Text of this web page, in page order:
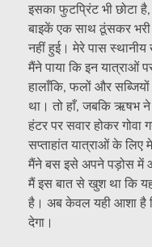
इसका फुटप्रिंट भी छोटा
बाइकें एक साथ ठूंसकर भरी
नहीं हुई। मेरे पास
मैंने पाया कि इन यात्राओं
हालाँकि, फलों और
था। तो हाँ, जबकि ऋषभ ने
हंटर पर सवार होकर
सप्ताहांत यात्राओं के
मैंने बस इसे अपने पड़ोस में
मैं इस बात से खुश था कि यह
है। अब केवल यही आशा है
देगा।